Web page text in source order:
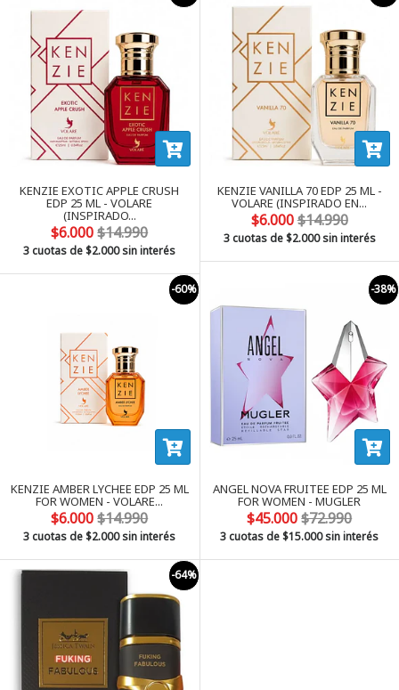
KENZIE EXOTIC APPLE CRUSH
EDP 25 ML - VOLARE
(INSPIRADO...
$6.000$14.990
3 cuotas de$2.000sin interés
KENZIE VANILLA 70 EDP 25 ML -
VOLARE (INSPIRADO EN...
$6.000$14.990
3 cuotas de$2.000sin interés
-60%
KENZIE AMBER LYCHEE EDP 25 ML
FOR WOMEN - VOLARE...
$6.000$14.990
3 cuotas de$2.000sin interés
-38%
ANGEL NOVA FRUITEE EDP 25 ML
FOR WOMEN - MUGLER
$45.000$72.990
3 cuotas de$15.000sin interés
-64%